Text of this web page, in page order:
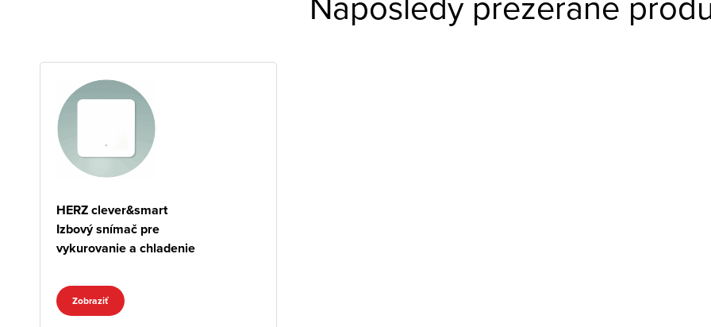
HERZ clever&smart
Izbový snímač pre
vykurovanie a chladenie
Zobraziť